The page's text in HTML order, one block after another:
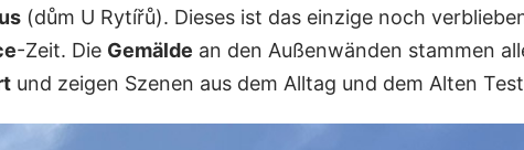
(dům U Rytířů). Dieses ist das einzige noch
-Zeit. Die Gemälde an den Außenwänden stammen
und zeigen Szenen aus dem Alltag und dem Alten